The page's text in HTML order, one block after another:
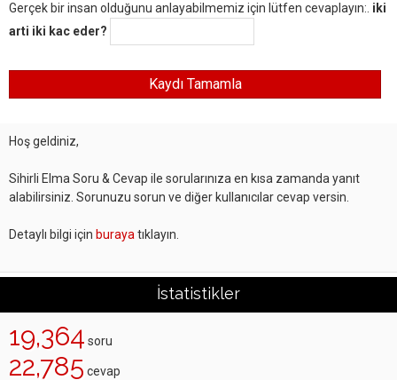
Gerçek bir insan olduğunu anlayabilmemiz için lütfen cevaplayın:. iki
arti iki kac eder?
Hoş geldiniz,
Sihirli Elma Soru & Cevap ile sorularınıza en kısa zamanda yanıt
alabilirsiniz. Sorunuzu sorun ve diğer kullanıcılar cevap versin.
Detaylı bilgi için buraya tıklayın.
İstatistikler
19,364 soru
22,785 cevap